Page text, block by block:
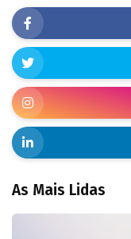
As Mais Lidas